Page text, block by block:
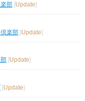
部 Update
楽部 [Update]
Update
[Update]